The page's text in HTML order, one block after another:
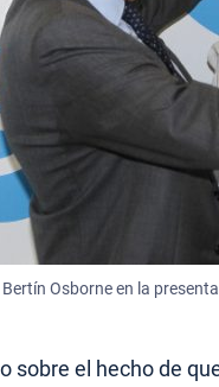
Osborne en la
sobre el hecho de